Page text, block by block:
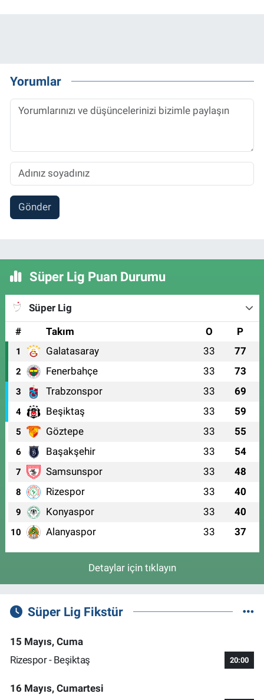
Yorumlar
Gönder
Süper Lig Puan Durumu
Süper Lig
#
Takım O P
1 Galatasaray 33 77
2 Fenerbahçe 33 73
3 Trabzonspor 33 69
4 Beşiktaş 33 59
5 Göztepe 33 55
6 Başakşehir 33 54
7 Samsunspor 33 48
8 Rizespor 33 40
9 Konyaspor 33 40
10 Alanyaspor 33 37
Detaylar için tıklayın
Süper Lig Fikstür
15 Mayıs, Cuma
Rizespor - Beşiktaş
20:00
16 Mayıs, Cumartesi